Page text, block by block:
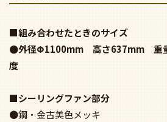
■組み合わせたときのサイズ
●外径Φ1100mm 高さ637mm 重
度
■シーリングファン部分
●鋼・金古美色メッキ